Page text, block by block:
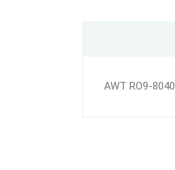
AWT RO9-8040